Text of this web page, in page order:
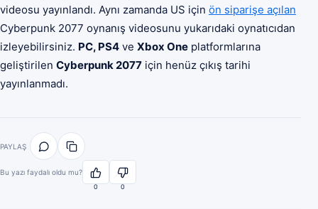
videosu yayınlandı. Aynı zamanda US için ön siparişe açılan
Cyberpunk 2077 oynanış videosunu yukarıdaki oynatıcıdan
izleyebilirsiniz. PC, PS4 ve Xbox One platformlarına
geliştirilen Cyberpunk 2077 için henüz çıkış tarihi
yayınlanmadı.
PAYLAŞ
Bu yazı faydalı oldu mu?
0 0